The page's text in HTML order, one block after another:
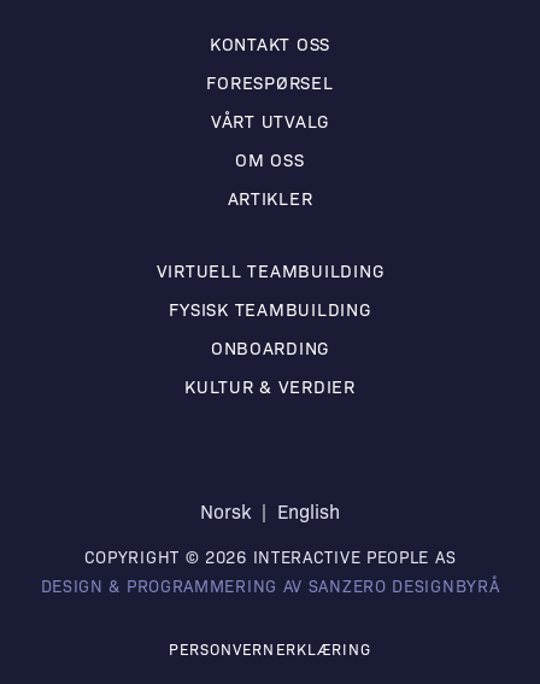
KONTAKT OSS
FORESPØRSEL
VÅRT UTVALG
OM OSS
ARTIKLER
VIRTUELL TEAMBUILDING
FYSISK TEAMBUILDING
ONBOARDING
KULTUR & VERDIER
Norsk English
COPYRIGHT © 2026 INTERACTIVE PEOPLE AS
DESIGN & PROGRAMMERING AV SANZERO DESIGNBYRÅ
PERSONVERNERKLÆRING